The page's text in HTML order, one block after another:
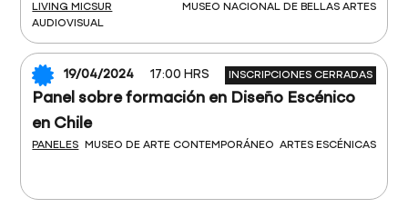
LIVING MICSUR
MUSEO NACIONAL DE BELLAS ARTES
AUDIOVISUAL
19/04/2024 17:00 HRS INSCRIPCIONES CERRADAS
Panel sobre formación en Diseño Escénico
en Chile
PANELES MUSEO DE ARTE CONTEMPORÁNEO ARTES ESCÉNICAS